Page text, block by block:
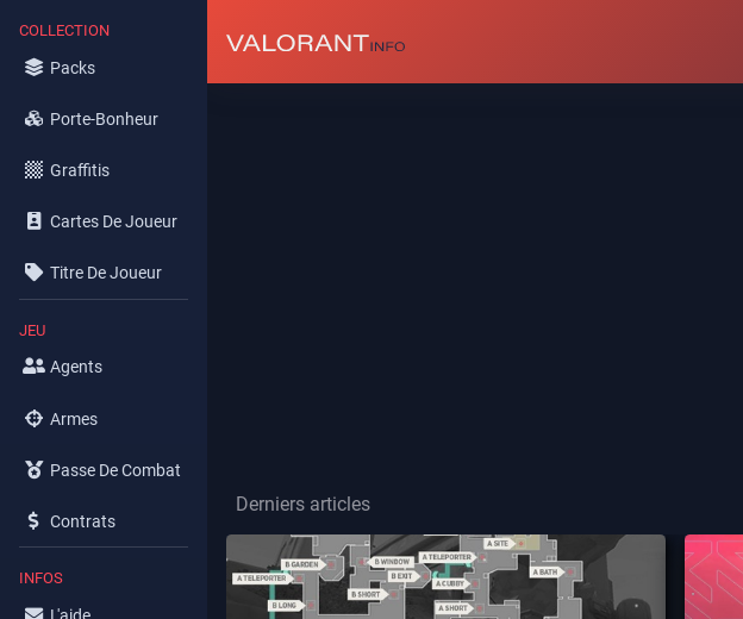
COLLECTION
Packs
Porte-Bonheur
Graffitis
Cartes De Joueur
Titre De Joueur
JEU
Agents
Armes
Passe De Combat
Contrats
INFOS
Derniers articles